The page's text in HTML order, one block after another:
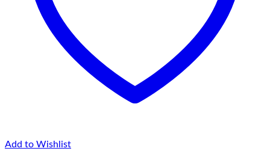
Add to Wishlist